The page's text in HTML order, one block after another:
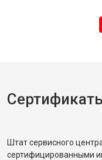
Штат сервисного
сертифицированными